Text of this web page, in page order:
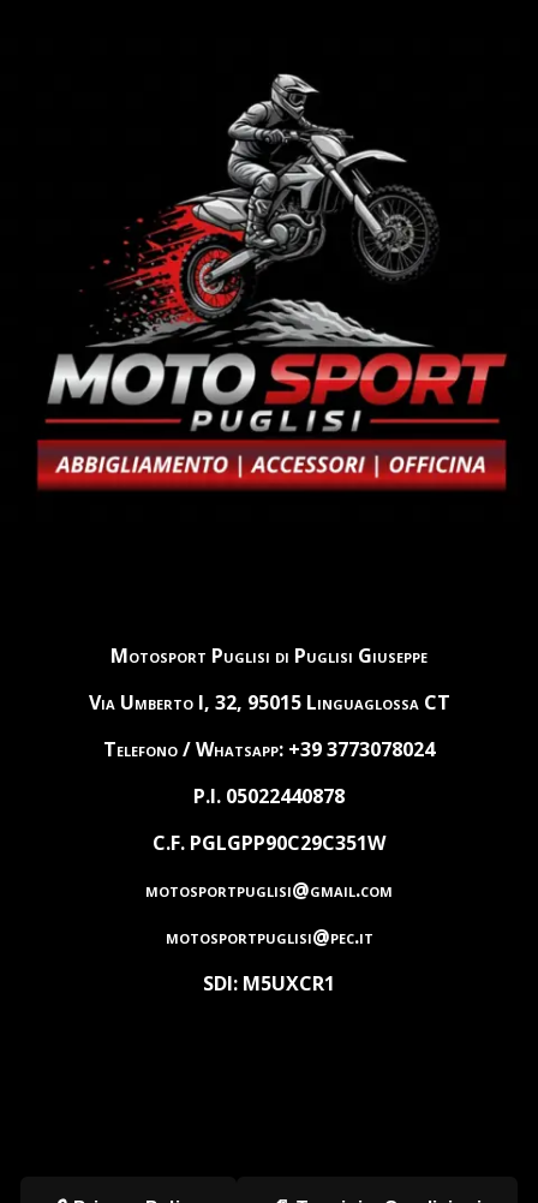
Motosport Puglisi di Puglisi Giuseppe
Via Umberto I, 32, 95015 Linguaglossa CT
Telefono / Whatsapp: +39 3773078024
P.I. 05022440878
C.F. PGLGPP90C29C351W
motosportpuglisi@gmail.com
motosportpuglisi@pec.it
SDI: M5UXCR1